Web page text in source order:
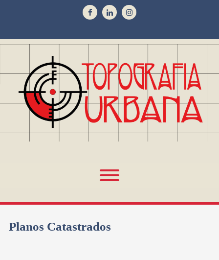
Planos Catastrados